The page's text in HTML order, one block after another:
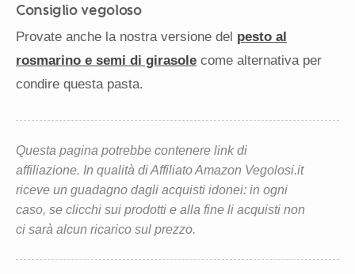
Consiglio vegoloso
Provate anche la nostra versione del pesto al
rosmarino e semi di girasole come alternativa per
condire questa pasta.
Questa pagina potrebbe contenere link di
affiliazione. In qualità di Affiliato Amazon Vegolosi.it
riceve un guadagno dagli acquisti idonei: in ogni
caso, se clicchi sui prodotti e alla fine li acquisti non
ci sarà alcun ricarico sul prezzo.